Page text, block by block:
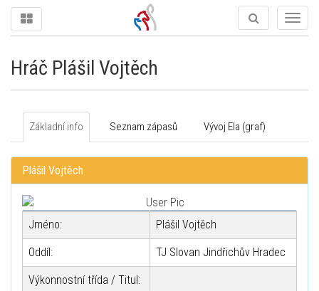
Hráč Plášil Vojtěch
Základní info Seznam zápasů Vývoj Ela (graf)
Plášil Vojtěch
Jméno: Plášil Vojtěch
Oddíl: TJ Slovan Jindřichův Hradec
Výkonnostní třída / Titul: